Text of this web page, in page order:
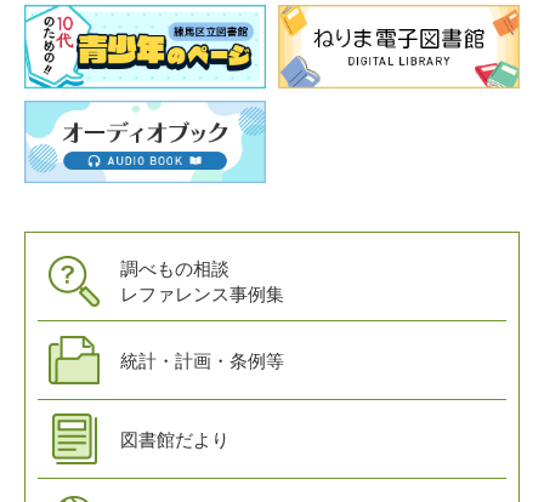
調べもの相談
レファレンス事例集
統計・計画・条例等
図書館だより